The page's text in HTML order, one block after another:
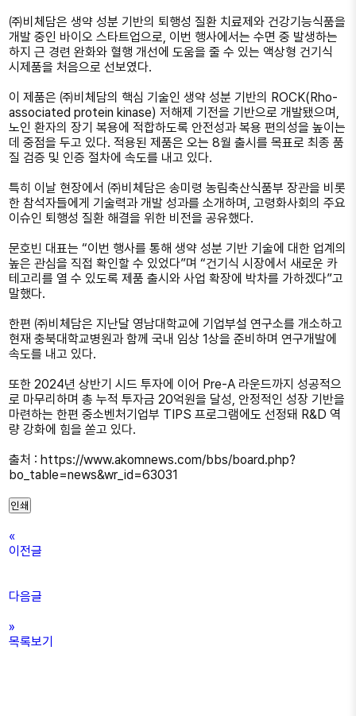
㈜비체담은 생약 성분 기반의 퇴행성 질환 치료제와 건강기능식품을
개발 중인 바이오 스타트업으로, 이번 행사에서는 수면 중 발생하는
하지 근 경련 완화와 혈행 개선에 도움을 줄 수 있는 액상형 건기식
시제품을 처음으로 선보였다.
이 제품은 ㈜비체담의 핵심 기술인 생약 성분 기반의 ROCK(Rho-
associated protein kinase) 저해제 기전을 기반으로 개발됐으며,
노인 환자의 장기 복용에 적합하도록 안전성과 복용 편의성을 높이는
데 중점을 두고 있다. 적용된 제품은 오는 8월 출시를 목표로 최종 품
질 검증 및 인증 절차에 속도를 내고 있다.
특히 이날 현장에서 ㈜비체담은 송미령 농림축산식품부 장관을 비롯
한 참석자들에게 기술력과 개발 성과를 소개하며, 고령화사회의 주요
이슈인 퇴행성 질환 해결을 위한 비전을 공유했다.
문호빈 대표는 “이번 행사를 통해 생약 성분 기반 기술에 대한 업계의
높은 관심을 직접 확인할 수 있었다”며 “건기식 시장에서 새로운 카
테고리를 열 수 있도록 제품 출시와 사업 확장에 박차를 가하겠다”고
말했다.
한편 ㈜비체담은 지난달 영남대학교에 기업부설 연구소를 개소하고
현재 충북대학교병원과 함께 국내 임상 1상을 준비하며 연구개발에
속도를 내고 있다.
또한 2024년 상반기 시드 투자에 이어 Pre-A 라운드까지 성공적으
로 마무리하며 총 누적 투자금 20억원을 달성, 안정적인 성장 기반을
마련하는 한편 중소벤처기업부 TIPS 프로그램에도 선정돼 R&D 역
량 강화에 힘을 쏟고 있다.
출처 : https://www.akomnews.com/bbs/board.php?
bo_table=news&wr_id=63031
인쇄
«
이전글
다음글
»
목록보기